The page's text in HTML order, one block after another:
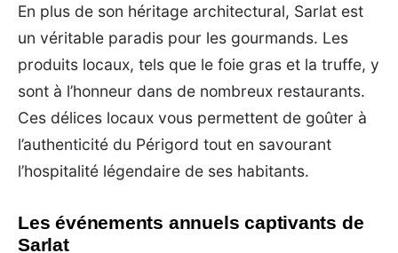
En plus de son héritage architectural, Sarlat est
un véritable paradis pour les gourmands. Les
produits locaux, tels que le foie gras et la truffe, y
sont à l’honneur dans de nombreux restaurants.
Ces délices locaux vous permettent de goûter à
l’authenticité du Périgord tout en savourant
l’hospitalité légendaire de ses habitants.
Les événements annuels captivants de
Sarlat